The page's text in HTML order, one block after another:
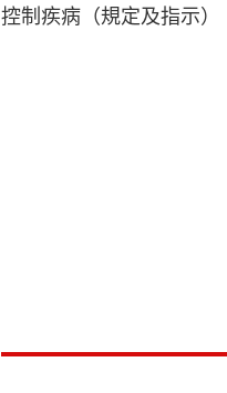
控制疾病（規定及指示）